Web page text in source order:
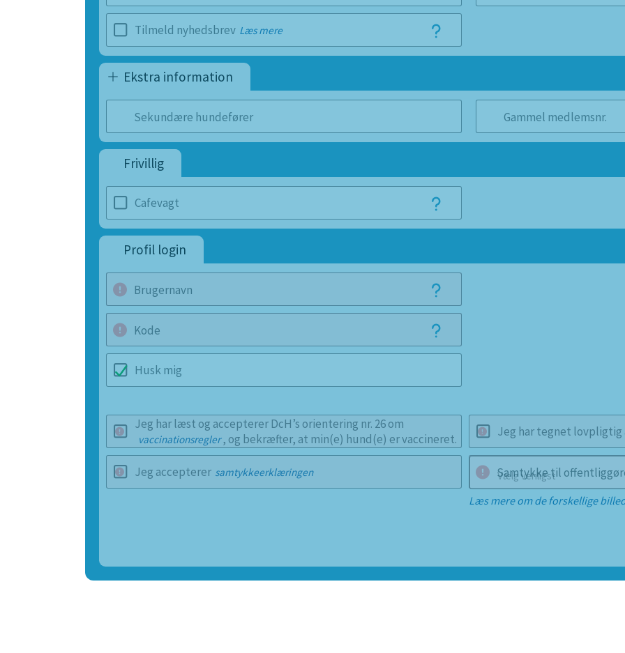
Tilmeld nyhedsbrev Læs mere
Ekstra information
Sekundære hundefører Gammel medlemsnr.
Frivillig
Cafevagt
Profil login
Brugernavn
Kode
Husk mig
Jeg har læst og accepterer DcH’s orientering nr. 26 om
vaccinationsregler, og bekræfter, at min(e) hund(e) er vaccineret. Jeg har tegnet lovpligtig
Jeg accepterer samtykkeerklæringen Vælg venligst
Samtykke til
Læs mere om de forskellige